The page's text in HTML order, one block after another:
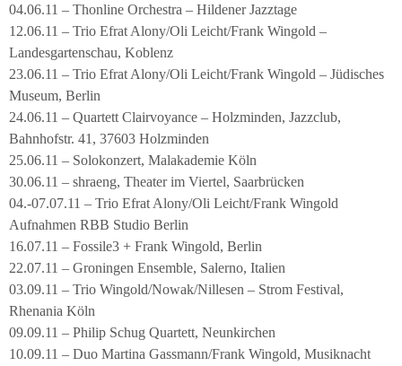
04.06.11 – Thonline Orchestra – Hildener Jazztage
12.06.11 – Trio Efrat Alony/Oli Leicht/Frank Wingold –
Landesgartenschau, Koblenz
23.06.11 – Trio Efrat Alony/Oli Leicht/Frank Wingold – Jüdisches
Museum, Berlin
24.06.11 – Quartett Clairvoyance – Holzminden, Jazzclub,
Bahnhofstr. 41, 37603 Holzminden
25.06.11 – Solokonzert, Malakademie Köln
30.06.11 – shraeng, Theater im Viertel, Saarbrücken
04.-07.07.11 – Trio Efrat Alony/Oli Leicht/Frank Wingold
Aufnahmen RBB Studio Berlin
16.07.11 – Fossile3 + Frank Wingold, Berlin
22.07.11 – Groningen Ensemble, Salerno, Italien
03.09.11 – Trio Wingold/Nowak/Nillesen – Strom Festival,
Rhenania Köln
09.09.11 – Philip Schug Quartett, Neunkirchen
10.09.11 – Duo Martina Gassmann/Frank Wingold, Musiknacht